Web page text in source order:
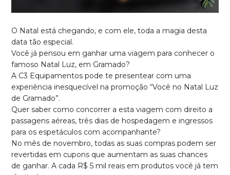
O Natal está chegando, e com ele, toda a magia desta
data tão especial.
Você já pensou em ganhar uma viagem para conhecer o
famoso Natal Luz, em Gramado?
A C3 Equipamentos pode te presentear com uma
experiência inesquecível na promoção “Você no Natal Luz
de Gramado”.
Quer saber como concorrer a esta viagem com direito a
passagens aéreas, três dias de hospedagem e ingressos
para os espetáculos com acompanhante?
No mês de novembro, todas as suas compras podem ser
revertidas em cupons que aumentam as suas chances
de ganhar. A cada R$ 5 mil reais em produtos você já tem